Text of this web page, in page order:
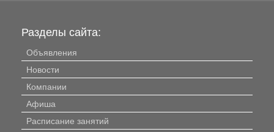
Разделы сайта:
Объявления
Новости
Компании
Афиша
Расписание занятий